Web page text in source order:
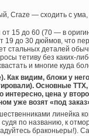
Craze — сходить с ума,
15 до 60 (70 — в
19 до 30 дюймов, что
стальных деталей
тетиву без каких-
и многие куда
Как видим, блоки у
Основные
цена у
уже возят «под
линейка
по названию, к
браконьеры!).